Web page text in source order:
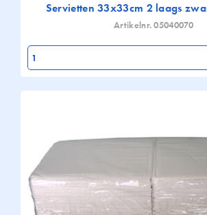
Servietten 33x33cm 2 laags
Artikelnr. 05040070